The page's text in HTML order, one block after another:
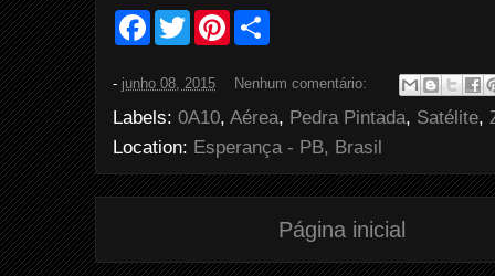
F
b
o
o
k
T
w
t
e
r
P
e
e
s
e
- junho 08, 2015 Nenhum comentário:
Labels: 0A10, Aérea, Pedra Pintada, Satélite,
Location: Esperança - PB, Brasil
Página inicial